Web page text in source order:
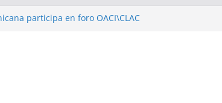
participa en foro OACI\CLAC
en normas de calidad ISO
multidisciplinario operativo médico